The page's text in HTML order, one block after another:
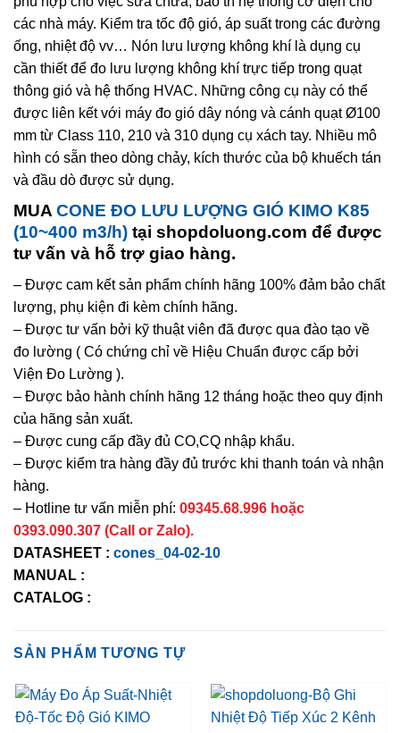
các nhà máy. Kiểm tra tốc độ gió, áp suất trong các đường
ống, nhiệt độ vv… Nón lưu lượng không khí là dụng cụ
cần thiết để đo lưu lượng không khí trực tiếp trong quạt
thông gió và hệ thống HVAC. Những công cụ này có thể
được liên kết với máy đo gió dây nóng và cánh quạt Ø100
mm từ Class 110, 210 và 310 dụng cụ xách tay. Nhiều mô
hình có sẵn theo dòng chảy, kích thước của bộ khuếch tán
và đầu dò được sử dụng.
MUA CONE ĐO LƯU LƯỢNG GIÓ KIMO K85
(10~400 m3/h) tại shopdoluong.com để được
tư vấn và hỗ trợ giao hàng.
– Được cam kết sản phẩm chính hãng 100% đảm bảo chất
lượng, phụ kiện đi kèm chính hãng.
– Được tư vấn bởi kỹ thuật viên đã được qua đào tạo về
đo lường ( Có chứng chỉ về Hiệu Chuẩn được cấp bởi
Viện Đo Lường ).
– Được bảo hành chính hãng 12 tháng hoặc theo quy định
của hãng sản xuất.
– Được cung cấp đầy đủ CO,CQ nhập khẩu.
– Được kiểm tra hàng đầy đủ trước khi thanh toán và nhận
hàng.
– Hotline tư vấn miễn phí: 09345.68.996 hoặc
0393.090.307 (Call or Zalo).
DATASHEET : cones_04-02-10
MANUAL :
CATALOG :
SẢN PHẨM TƯƠNG TỰ